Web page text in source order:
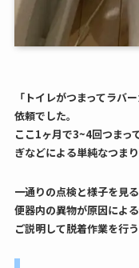
「トイレがつまってラバ
依頼でした。
ここ1ヶ月で3~4回つまっ
ぎなどによる単純なつま
一通りの点検と様子を見
便器内の異物が原因によ
ご説明して脱着作業を行